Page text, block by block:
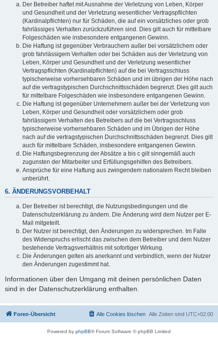
Der Betreiber haftet mit Ausnahme der Verletzung von Leben, Körper
und Gesundheit und der Verletzung wesentlicher Vertragspflichten
(Kardinalpflichten) nur für Schäden, die auf ein vorsätzliches oder grob
fahrlässiges Verhalten zurückzuführen sind. Dies gilt auch für mittelbare
Folgeschäden wie insbesondere entgangenen Gewinn.
Die Haftung ist gegenüber Verbrauchern außer bei vorsätzlichem oder
grob fahrlässigem Verhalten oder bei Schäden aus der Verletzung von
Leben, Körper und Gesundheit und der Verletzung wesentlicher
Vertragspflichten (Kardinalpflichten) auf die bei Vertragsschluss
typischerweise vorhersehbaren Schäden und im übrigen der Höhe nach
auf die vertragstypischen Durchschnittsschäden begrenzt. Dies gilt auch
für mittelbare Folgeschäden wie insbesondere entgangenen Gewinn.
Die Haftung ist gegenüber Unternehmern außer bei der Verletzung von
Leben, Körper und Gesundheit oder vorsätzlichem oder grob
fahrlässigem Verhalten des Betreibers auf die bei Vertragsschluss
typischerweise vorhersehbaren Schäden und im Übrigen der Höhe
nach auf die vertragstypischen Durchschnittsschäden begrenzt. Dies gilt
auch für mittelbare Schäden, insbesondere entgangenen Gewinn.
Die Haftungsbegrenzung der Absätze a bis c gilt sinngemäß auch
zugunsten der Mitarbeiter und Erfüllungsgehilfen des Betreibers.
Ansprüche für eine Haftung aus zwingendem nationalem Recht bleiben
unberührt.
6. ÄNDERUNGSVORBEHALT
Der Betreiber ist berechtigt, die Nutzungsbedingungen und die
Datenschutzerklärung zu ändern. Die Änderung wird dem Nutzer per E-
Mail mitgeteilt.
Der Nutzer ist berechtigt, den Änderungen zu widersprechen. Im Falle
des Widerspruchs erlischt das zwischen dem Betreiber und dem Nutzer
bestehende Vertragsverhältnis mit sofortiger Wirkung.
Die Änderungen gelten als anerkannt und verbindlich, wenn der Nutzer
den Änderungen zugestimmt hat.
Informationen über den Umgang mit deinen persönlichen Daten
sind in der Datenschutzerklärung enthalten.
Foren-Übersicht Alle Zeiten sind UTC+02:00
Alle Cookies löschen
Powered by phpBB® Forum Software © phpBB Limited